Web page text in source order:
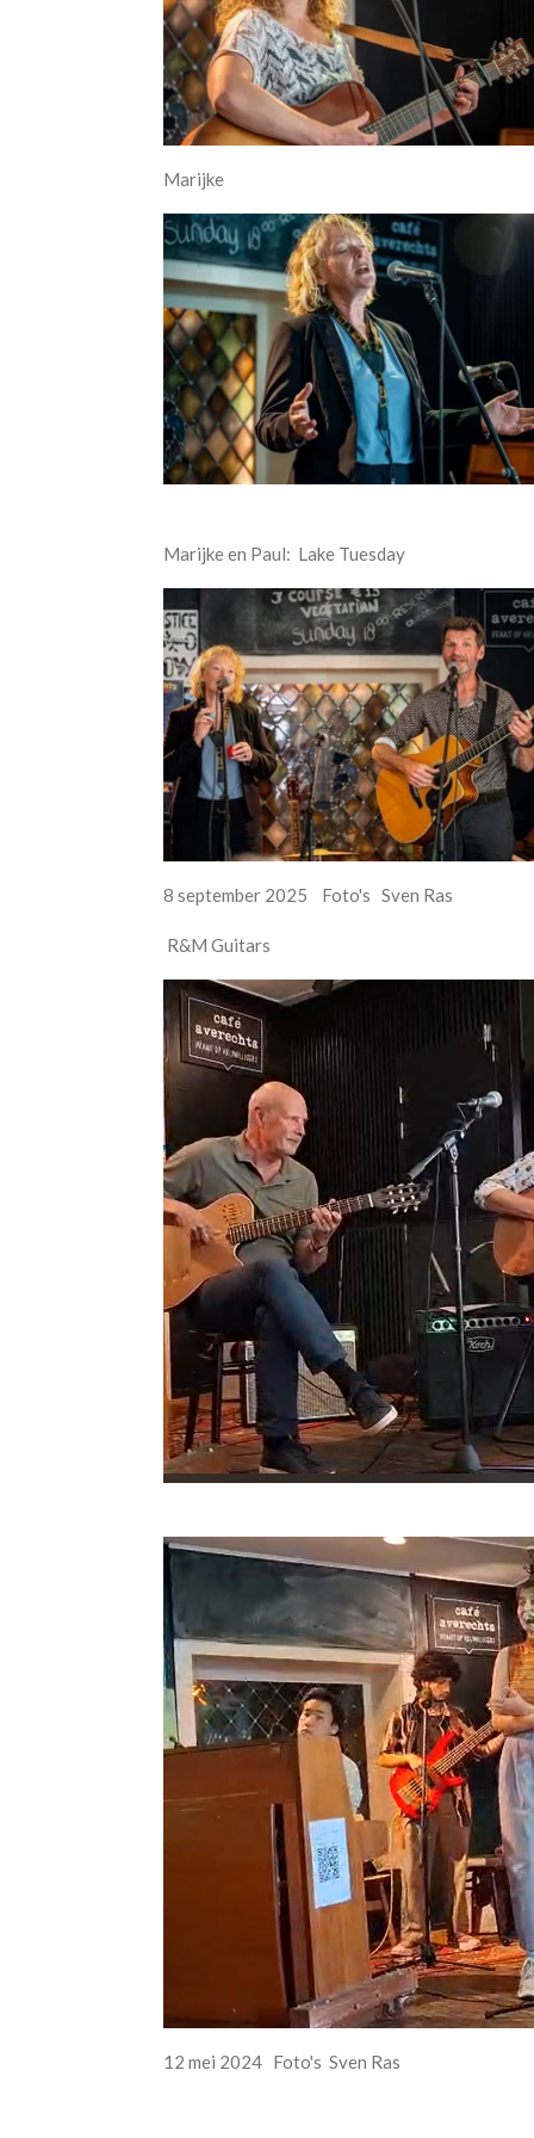
Marijke
Marijke en Paul: Lake Tuesday
8 september 2025 Foto's Sven Ras
R&M
12 mei 2024 Foto's Sven Ras